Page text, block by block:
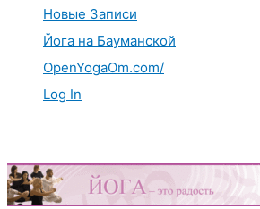
Новые Записи
Йога на Бауманской
OpenYogaOm.com/
Log In